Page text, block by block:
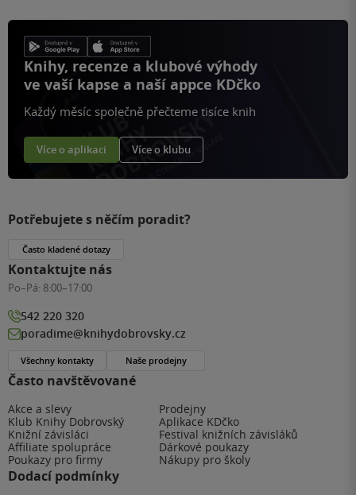
Knihy, recenze a klubové výhody
ve vaší kapse a naší appce KDčko
Každý měsíc společně přečteme tisíce knih
Více o aplikaci Více o klubu
Často navštěvované
Akce a slevy
Prodejny
Klub Knihy Dobrovský
Aplikace KDčko
Knižní závisláci
Festival knižních závisláků
Affiliate spolupráce
Dárkové poukazy
Poukazy pro firmy
Nákupy pro školy
Dodací podmínky
Potřebujete s něčím poradit?
Často kladené dotazy
Kontaktujte nás
Po–Pá: 8:00–17:00
542 220 320
poradime@knihydobrovsky.cz
Všechny kontakty Naše prodejny